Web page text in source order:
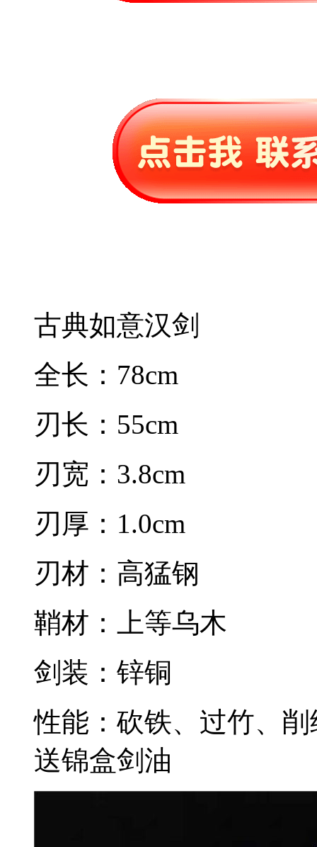
古典如意汉剑
全长：78cm
刃长：55cm
刃宽：3.8cm
刃厚：1.0cm
刃材：高猛钢
鞘材：上等乌木
剑装：锌铜
性能：砍铁、过竹、削
送锦盒剑油